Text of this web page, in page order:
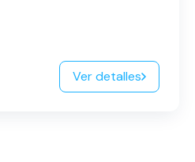
Ver detalles